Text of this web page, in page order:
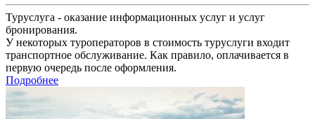
Туруслуга - оказание информационных услуг и услуг
бронирования.
У некоторых туроператоров в стоимость туруслуги входит
транспортное обслуживание. Как правило, оплачивается в
первую очередь после оформления.
Подробнее